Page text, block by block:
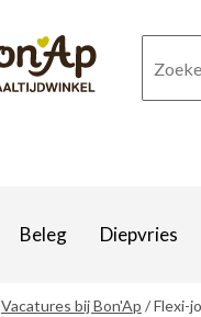
Beleg Diepvries
Vacatures bij Bon'Ap Flexi-